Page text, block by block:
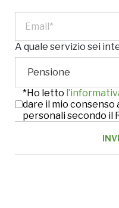
A quale servizio sei
*Ho letto
dare il mio
personali secondo il